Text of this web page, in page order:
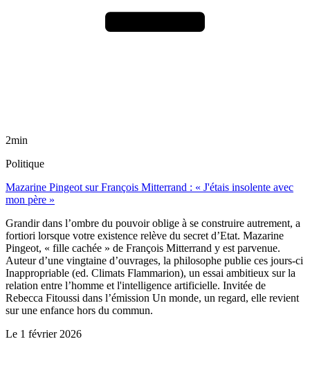
2min
Politique
Mazarine Pingeot sur François Mitterrand : « J'étais insolente avec
mon père »
Grandir dans l’ombre du pouvoir oblige à se construire autrement, a
fortiori lorsque votre existence relève du secret d’Etat. Mazarine
Pingeot, « fille cachée » de François Mitterrand y est parvenue.
Auteur d’une vingtaine d’ouvrages, la philosophe publie ces jours-ci
Inappropriable (ed. Climats Flammarion), un essai ambitieux sur la
relation entre l’homme et l'intelligence artificielle. Invitée de
Rebecca Fitoussi dans l’émission Un monde, un regard, elle revient
sur une enfance hors du commun.
Le 1 février 2026